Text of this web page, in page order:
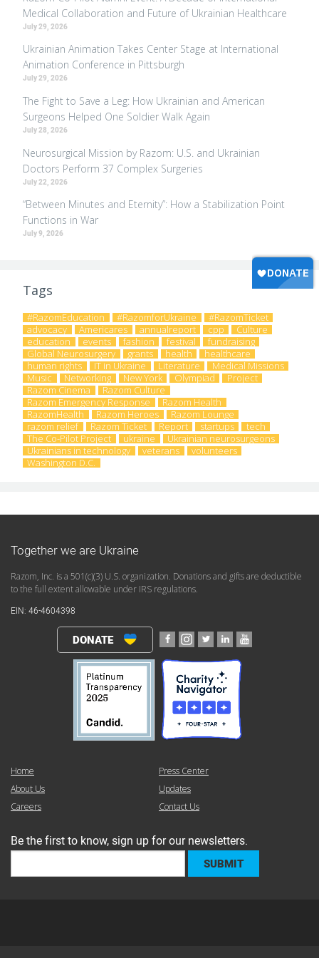
Medical Collaboration and Future of Ukrainian Healthcare
July 29, 2026
Ukrainian Animation Takes Center Stage at International
Animation Conference in Pittsburgh
July 29, 2026
The Fight to Save a Leg: How Ukrainian and American
Surgeons Helped One Soldier Walk Again
July 28, 2026
Neurosurgical Mission by Razom: U.S. and Ukrainian
Doctors Perform 37 Complex Surgeries
July 22, 2026
“Between Minutes and Eternity”: How a Stabilization Point
Functions in War
July 9, 2026
Tags
#RazomEducation #RazomforUkraine
#RazomTicket
advocacy
Americares annualreport cpp
Culture
education
events fashion festival
fundraising
Global Neurosurgery
grants health
healthcare
human rights
IT in Ukraine Literature
Medical Missions
Music
Networking New York Olympiad
Project
Razom Cinema
Razom Culture
Razom Emergency Response
Razom Health
RazomHealth
Razom Heroes
Razom Lounge
razom relief
Razom Ticket Report startups
tech
The Co-Pilot Project
ukraine
Ukrainian neurosurgeons
Ukrainians in technology
veterans
volunteers
Washington D.C.
Together we are Ukraine
Razom, Inc. is a 501(c)(3) U.S. organization. Donations and gifts are deductible
to the full extent allowable under IRS regulations.
EIN: 46-4604398
DONATE
Home
Press Center
About Us
Updates
Careers
Contact Us
Be the first to know, sign up for our newsletters.